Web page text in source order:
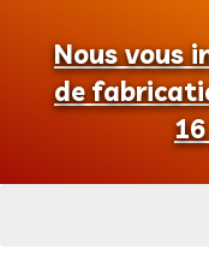
Nous vous
de